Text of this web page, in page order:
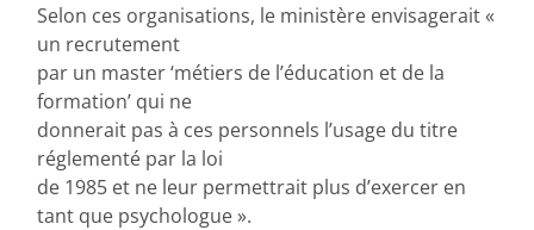
Selon ces organisations, le ministère envisagerait «
un recrutement
par un master ‘métiers de l’éducation et de la
formation’ qui ne
donnerait pas à ces personnels l’usage du titre
réglementé par la loi
de 1985 et ne leur permettrait plus d’exercer en
tant que psychologue ».